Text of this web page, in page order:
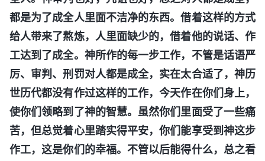
都是为了成全人里面不洁净的东西。借着这样的方式
给人带来了熬炼，人里面缺少的，借着他的说话、作
工达到了成全。神所作的每一步工作，不管是话语严
厉、审判、刑罚对人都是成全，实在太合适了，神历
世历代都没有作过这样的工作，今天作在你们身上，
使你们领略到了神的智慧。虽然你们里面受了一些痛
苦，但总觉着心里踏实得平安，你们能享受到神这步
作工，这是你们的幸福。不管以后能得什么，总之看